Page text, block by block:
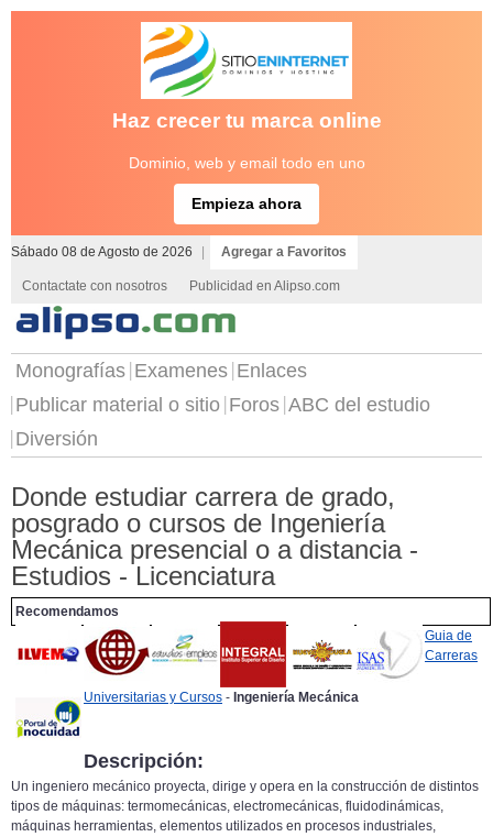
Haz crecer tu marca online
Dominio, web y email todo en uno
Empieza ahora
Sábado 08 de Agosto de 2026 Agregar a Favoritos
Contactate con nosotros Publicidad en Alipso.com
Monografías Examenes Enlaces
Publicar material o sitio Foros ABC del estudio
Diversión
Donde estudiar carrera de grado,
posgrado o cursos de Ingeniería
Mecánica presencial o a distancia -
Estudios - Licenciatura
Recomendamos
Guia de
Carreras
Universitarias y Cursos - Ingeniería Mecánica
Descripción:
Un ingeniero mecánico proyecta, dirige y opera en la construcción de distintos
tipos de máquinas: termomecánicas, electromecánicas, fluidodinámicas,
máquinas herramientas, elementos utilizados en procesos industriales,